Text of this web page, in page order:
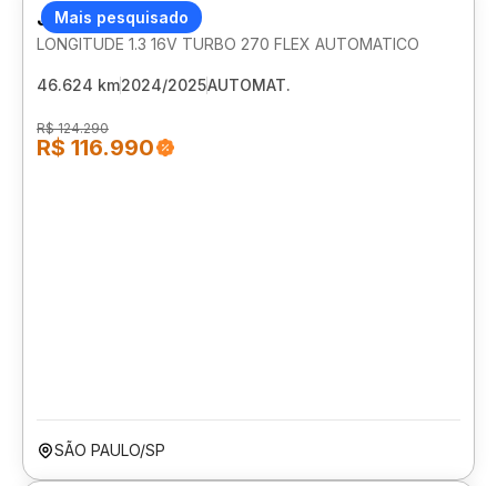
Mais pesquisado
JEEP RENEGADE
LONGITUDE 1.3 16V TURBO 270 FLEX AUTOMATICO
46.624 km2024/2025AUTOMAT.
R$ 124.290
R$ 116.990
SÃO PAULO/SP